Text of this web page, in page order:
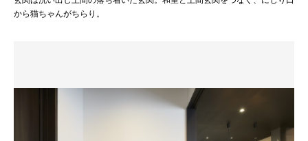
から猫ちゃんがちらり。